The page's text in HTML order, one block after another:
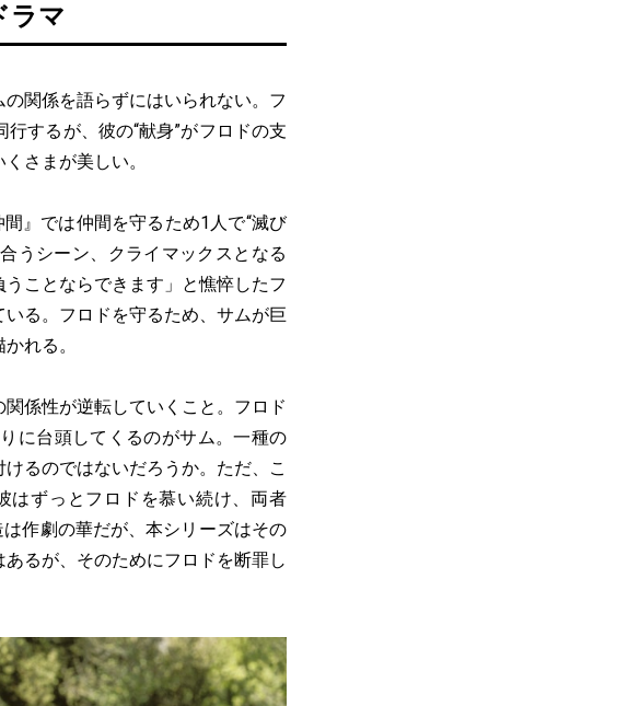
ラマ
関係を語らずにはいられない。フ
するが、彼の“献身”がフロドの支
さまが美しい。
』では仲間を守るため1人で“滅び
うシーン、クライマックスとなる
ことならできます」と憔悴したフ
る。フロドを守るため、サムが巨
れる。
係性が逆転していくこと。フロド
に台頭してくるのがサム。一種の
るのではないだろうか。ただ、こ
はずっとフロドを慕い続け、両者
作劇の華だが、本シリーズはその
るが、そのためにフロドを断罪し